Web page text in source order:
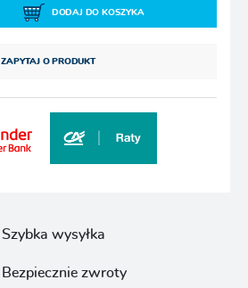
DODAJ DO KOSZYKA
ZAPYTAJ O PRODUKT
Szybka wysyłka
Bezpiecznie zwroty